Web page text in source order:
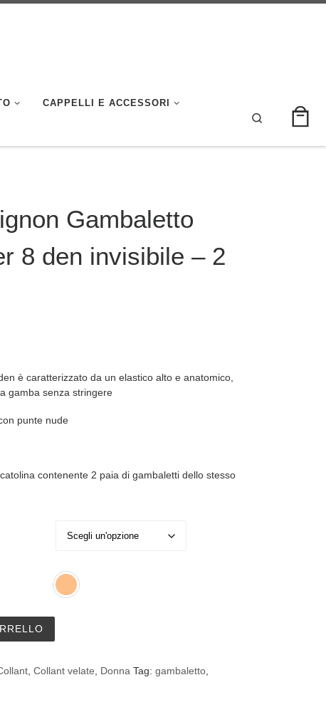
CAPPELLI E ACCESSORI
Search
Gambaletto
8 den invisibile – 2
è caratterizzato da un elastico alto e anatomico,
gamba senza stringere
punte nude
contenente 2 paia di gambaletti dello stesso
Cool Summer 8 den invisibile - 2 paia quantità
,Collant velate, Donna Tag:gambaletto,